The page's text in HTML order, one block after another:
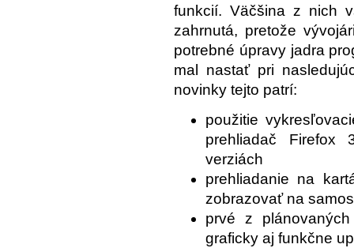
funkcií. Väčšina z nich
zahrnutá, pretože
potrebné úpravy jadra
mal nastať pri
novinky tejto patrí:
použitie
prehliadač Firefox
verziách
prehliadanie na
zobrazovať na
prvé z
graficky aj funkčne